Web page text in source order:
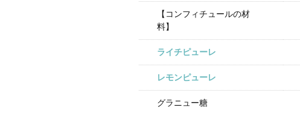
【コンフィチュールの材
料】
ライチピューレ
レモンピューレ
グラニュー糖